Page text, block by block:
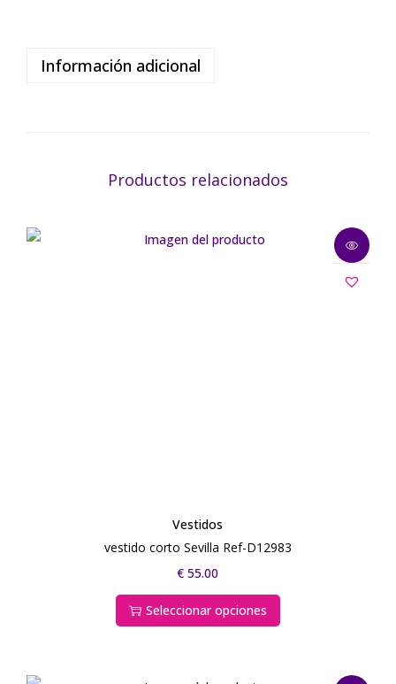
Información adicional
Productos relacionados
Vestidos
vestido corto Sevilla Ref-D12983
€ 55.00
Seleccionar opciones